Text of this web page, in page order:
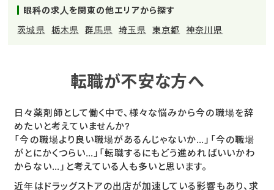
眼科の求人を関東の他エリアから探す
茨城県
栃木県 群馬県 埼玉県 東京都 神奈川県
転職が不安な方へ
日々薬剤師として働く中で、様々な悩みから今の職場を辞
めたいと考えていませんか?
「今の職場より良い職場があるんじゃないか…」「今の職場
がとにかくつらい…」「転職するにもどう進めればいいかわ
からない…」と考えている人も多いと思います。
近年はドラッグストアの出店が加速している影響もあり、求